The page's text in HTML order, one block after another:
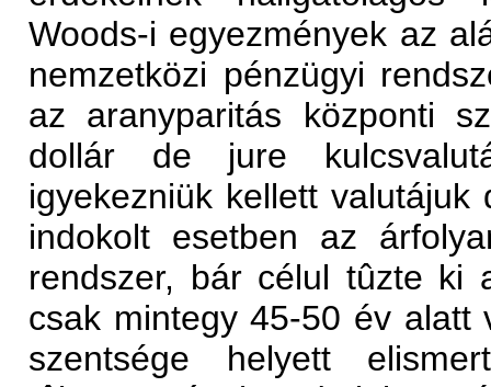
Woods-i egyezmények az
nemzetközi pénzügyi
az aranyparitás központi
dollár de jure
igyekezniük kellett
indokolt esetben az
rendszer, bár célul tûzte ki
csak mintegy 45-50 év alatt
szentsége helyett